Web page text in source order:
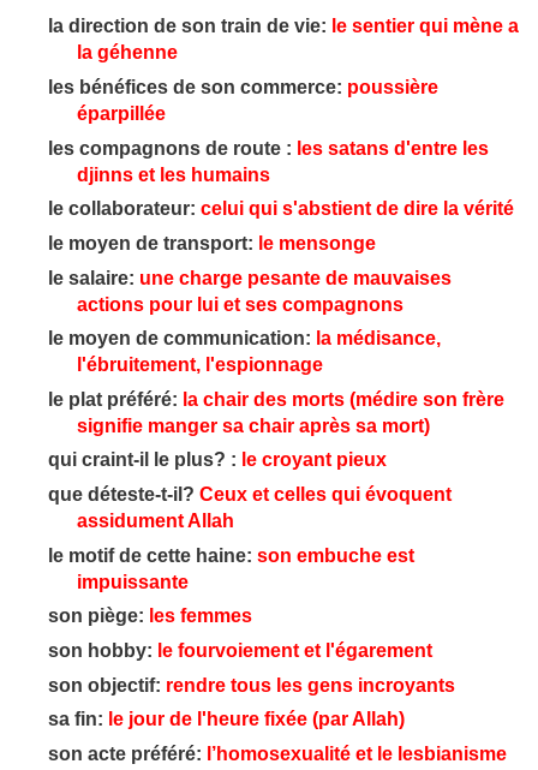
la direction de son train de vie: le sentier qui mène a
la géhenne
les bénéfices de son commerce: poussière
éparpillée
les compagnons de route : les satans d'entre les
djinns et les humains
le collaborateur: celui qui s'abstient de dire la vérité
le moyen de transport: le mensonge
le salaire: une charge pesante de mauvaises
actions pour lui et ses compagnons
le moyen de communication: la médisance,
l'ébruitement, l'espionnage
le plat préféré: la chair des morts (médire son frère
signifie manger sa chair après sa mort)
qui craint-il le plus? : le croyant pieux
que déteste-t-il? Ceux et celles qui évoquent
assidument Allah
le motif de cette haine: son embuche est
impuissante
son piège: les femmes
son hobby: le fourvoiement et l'égarement
son objectif: rendre tous les gens incroyants
sa fin: le jour de l'heure fixée (par Allah)
son acte préféré: l’homosexualité et le lesbianisme